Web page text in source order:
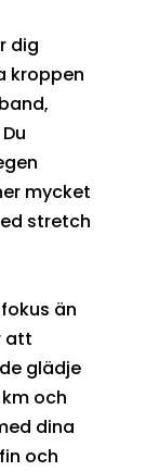
dig
kroppen
mycket
stretch
än
att
glädje
och
dina
och